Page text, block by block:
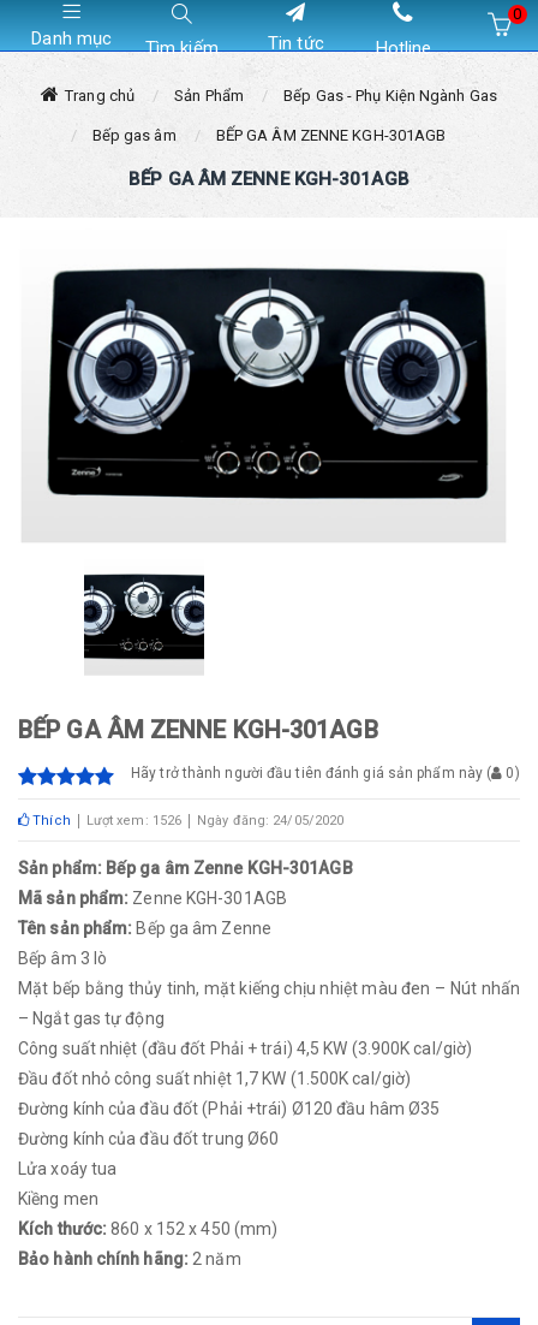
Danh mục Tìm kiếm Tin tức Hotline
0
Trang chủ Sản Phẩm Bếp Gas - Phụ Kiện Ngành Gas
Bếp gas âm BẾP GA ÂM ZENNE KGH-301AGB
BẾP GA ÂM ZENNE KGH-301AGB
BẾP GA ÂM ZENNE KGH-301AGB
Hãy trở thành người đầu tiên đánh giá sản phẩm này ( 0)
Thích Lượt xem: 1526 Ngày đăng: 24/05/2020
Sản phẩm: Bếp ga âm Zenne KGH-301AGB
Mã sản phẩm: Zenne KGH-301AGB
Tên sản phẩm: Bếp ga âm Zenne
Bếp âm 3 lò
Mặt bếp bằng thủy tinh, mặt kiếng chịu nhiệt màu đen – Nút nhấn
– Ngắt gas tự động
Công suất nhiệt (đầu đốt Phải + trái) 4,5 KW (3.900K cal/giờ)
Đầu đốt nhỏ công suất nhiệt 1,7 KW (1.500K cal/giờ)
Đường kính của đầu đốt (Phải +trái) Ø120 đầu hâm Ø35
Đường kính của đầu đốt trung Ø60
Lửa xoáy tua
Kiềng men
Kích thước: 860 x 152 x 450 (mm)
Bảo hành chính hãng: 2 năm